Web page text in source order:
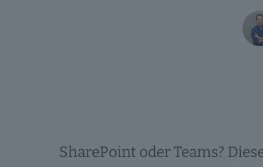
SharePoint oder Teams?